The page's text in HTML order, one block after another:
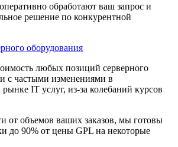
обработают ваш запрос и
решение по конкурентной
оборудования
любых позиций серверного
с частыми изменениями в
IT услуг, из-за колебаний курсов
от объемов ваших заказов, мы готовы
до 90% от цены GPL на некоторые